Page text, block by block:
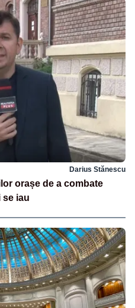
Darius Stănescu
orașe de a combate
se iau